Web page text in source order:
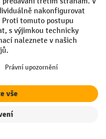
and possible delivery charges,